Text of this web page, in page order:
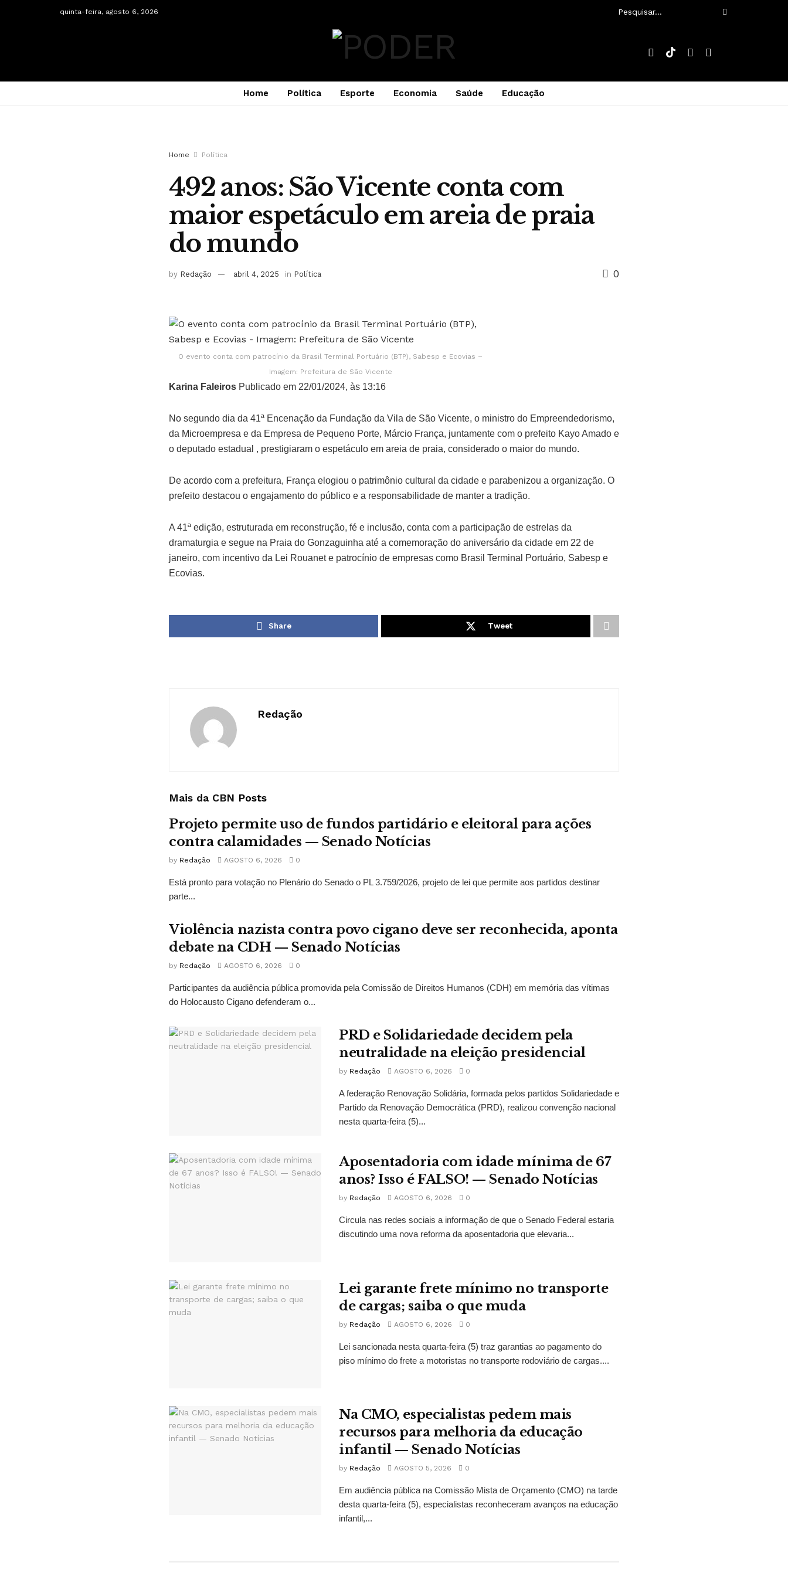
quinta-feira, agosto 6, 2026
Home Política Esporte Economia Saúde Educação
Home Política
492 anos: São Vicente conta com
maior espetáculo em areia de praia
do mundo
by Redação abril 4, 2025 in Política 0
O evento conta com patrocínio da Brasil Terminal Portuário (BTP), Sabesp e Ecovias –
Imagem: Prefeitura de São Vicente
Karina Faleiros Publicado em 22/01/2024, às 13:16
No segundo dia da 41ª Encenação da Fundação da Vila de São Vicente, o ministro do Empreendedorismo,
da Microempresa e da Empresa de Pequeno Porte, Márcio França, juntamente com o prefeito Kayo Amado e
o deputado estadual , prestigiaram o espetáculo em areia de praia, considerado o maior do mundo.
De acordo com a prefeitura, França elogiou o patrimônio cultural da cidade e parabenizou a organização. O
prefeito destacou o engajamento do público e a responsabilidade de manter a tradição.
A 41ª edição, estruturada em reconstrução, fé e inclusão, conta com a participação de estrelas da
dramaturgia e segue na Praia do Gonzaguinha até a comemoração do aniversário da cidade em 22 de
janeiro, com incentivo da Lei Rouanet e patrocínio de empresas como Brasil Terminal Portuário, Sabesp e
Ecovias.
Share Tweet
Redação
Mais da CBN Posts
Projeto permite uso de fundos partidário e eleitoral para ações
contra calamidades — Senado Notícias
by Redação AGOSTO 6, 2026 0
Está pronto para votação no Plenário do Senado o PL 3.759/2026, projeto de lei que permite aos partidos destinar
parte...
Violência nazista contra povo cigano deve ser reconhecida, aponta
debate na CDH — Senado Notícias
by Redação AGOSTO 6, 2026 0
Participantes da audiência pública promovida pela Comissão de Direitos Humanos (CDH) em memória das vítimas
do Holocausto Cigano defenderam o...
PRD e Solidariedade decidem pela
neutralidade na eleição presidencial
by Redação AGOSTO 6, 2026 0
A federação Renovação Solidária, formada pelos partidos Solidariedade e
Partido da Renovação Democrática (PRD), realizou convenção nacional
nesta quarta-feira (5)...
Aposentadoria com idade mínima de 67
anos? Isso é FALSO! — Senado Notícias
by Redação AGOSTO 6, 2026 0
Circula nas redes sociais a informação de que o Senado Federal estaria
discutindo uma nova reforma da aposentadoria que elevaria...
Lei garante frete mínimo no transporte
de cargas; saiba o que muda
by Redação AGOSTO 6, 2026 0
Lei sancionada nesta quarta-feira (5) traz garantias ao pagamento do
piso mínimo do frete a motoristas no transporte rodoviário de cargas....
Na CMO, especialistas pedem mais
recursos para melhoria da educação
infantil — Senado Notícias
by Redação AGOSTO 5, 2026 0
Em audiência pública na Comissão Mista de Orçamento (CMO) na tarde
desta quarta-feira (5), especialistas reconheceram avanços na educação
infantil,...